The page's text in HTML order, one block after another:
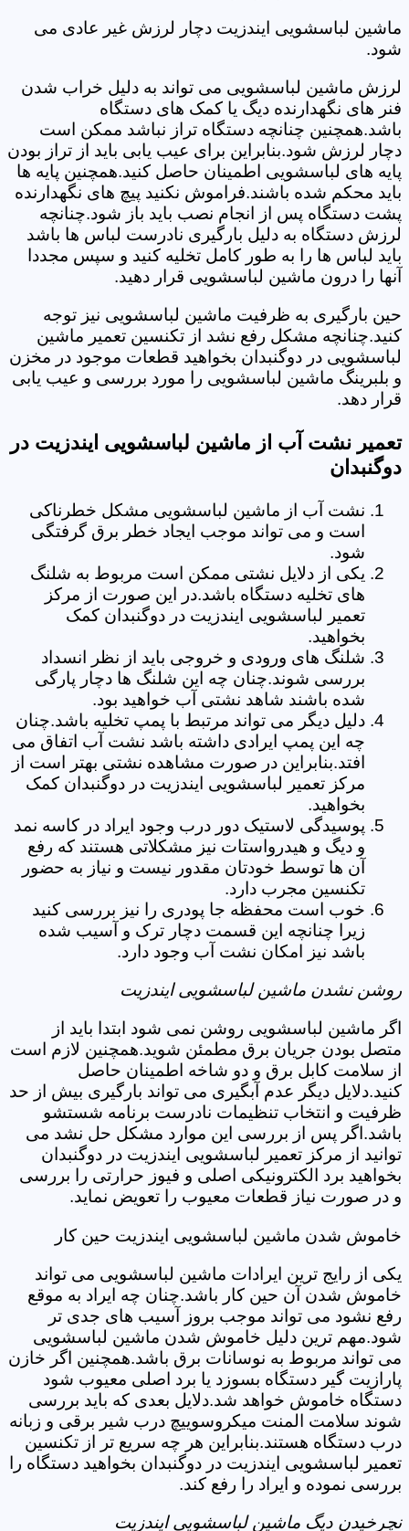
ماشین لباسشویی ایندزیت دچار لرزش غیر عادی می
شود.
لرزش ماشین لباسشویی می تواند به دلیل خراب شدن
فنر های نگهدارنده دیگ یا کمک های دستگاه
باشد.همچنین چنانچه دستگاه تراز نباشد ممکن است
دچار لرزش شود.بنابراین برای عیب یابی باید از تراز بودن
پایه های لباسشویی اطمینان حاصل کنید.همچنین پایه ها
باید محکم شده باشند.فراموش نکنید پیچ های نگهدارنده
پشت دستگاه پس از انجام نصب باید باز شود.چنانچه
لرزش دستگاه به دلیل بارگیری نادرست لباس ها باشد
باید لباس ها را به طور کامل تخلیه کنید و سپس مجددا
آنها را درون ماشین لباسشویی قرار دهید.
حین بارگیری به ظرفیت ماشین لباسشویی نیز توجه
کنید.چنانچه مشکل رفع نشد از تکنسین تعمیر ماشین
لباسشویی در دوگنبدان بخواهید قطعات موجود در مخزن
و بلبرینگ ماشین لباسشویی را مورد بررسی و عیب یابی
قرار دهد.
تعمیر نشت آب از ماشین لباسشویی ایندزیت در
دوگنبدان
نشت آب از ماشین لباسشویی مشکل خطرناکی
است و می تواند موجب ایجاد خطر برق گرفتگی
شود.
یکی از دلایل نشتی ممکن است مربوط به شلنگ
های تخلیه دستگاه باشد.در این صورت از مرکز
تعمیر لباسشویی ایندزیت در دوگنبدان کمک
بخواهید.
شلنگ های ورودی و خروجی باید از نظر انسداد
بررسی شوند.چنان چه این شلنگ ها دچار پارگی
شده باشند شاهد نشتی آب خواهید بود.
دلیل دیگر می تواند مرتبط با پمپ تخلیه باشد.چنان
چه این پمپ ایرادی داشته باشد نشت آب اتفاق می
افتد.بنابراین در صورت مشاهده نشتی بهتر است از
مرکز تعمیر لباسشویی ایندزیت در دوگنبدان کمک
بخواهید.
پوسیدگی لاستیک دور درب وجود ایراد در کاسه نمد
و دیگ و هیدرواستات نیز مشکلاتی هستند که رفع
آن ها توسط خودتان مقدور نیست و نیاز به حضور
تکنسین مجرب دارد.
خوب است محفظه جا پودری را نیز بررسی کنید
زیرا چنانچه این قسمت دچار ترک و آسیب شده
باشد نیز امکان نشت آب وجود دارد.
روشن نشدن ماشین لباسشویی ایندزیت
اگر ماشین لباسشویی روشن نمی شود ابتدا باید از
متصل بودن جریان برق مطمئن شوید.همچنین لازم است
از سلامت کابل برق و دو شاخه اطمینان حاصل
کنید.دلایل دیگر عدم آبگیری می تواند بارگیری بیش از حد
ظرفیت و انتخاب تنظیمات نادرست برنامه شستشو
باشد.اگر پس از بررسی این موارد مشکل حل نشد می
توانید از مرکز تعمیر لباسشویی ایندزیت در دوگنبدان
بخواهید برد الکترونیکی اصلی و فیوز حرارتی را بررسی
و در صورت نیاز قطعات معیوب را تعویض نماید.
خاموش شدن ماشین لباسشویی ایندزیت حین کار
یکی از رایج ترین ایرادات ماشین لباسشویی می تواند
خاموش شدن آن حین کار باشد.چنان چه ایراد به موقع
رفع نشود می تواند موجب بروز آسیب های جدی تر
شود.مهم ترین دلیل خاموش شدن ماشین لباسشویی
می تواند مربوط به نوسانات برق باشد.همچنین اگر خازن
پارازیت گیر دستگاه بسوزد یا برد اصلی معیوب شود
دستگاه خاموش خواهد شد.دلایل بعدی که باید بررسی
شوند سلامت المنت میکروسوییچ درب شیر برقی و زبانه
درب دستگاه هستند.بنابراین هر چه سریع تر از تکنسین
تعمیر لباسشویی ایندزیت در دوگنبدان بخواهید دستگاه را
بررسی نموده و ایراد را رفع کند.
نچرخیدن دیگ ماشین لباسشویی ایندزیت